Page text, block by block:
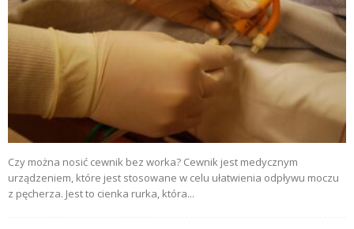
Czy można nosić cewnik bez worka? Cewnik jest medycznym
urządzeniem, które jest stosowane w celu ułatwienia odpływu moczu
z pęcherza. Jest to cienka rurka, która...